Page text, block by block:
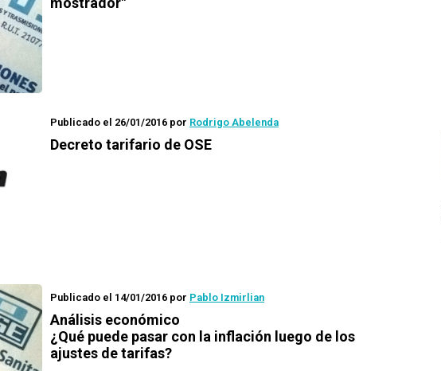
Publicado el 26/01/2016 por Rodrigo Abelenda
Decreto tarifario de OSE
Publicado el 14/01/2016 por Pablo Izmirlian
Análisis económico
¿Qué puede pasar con la inflación luego de los
ajustes de tarifas?